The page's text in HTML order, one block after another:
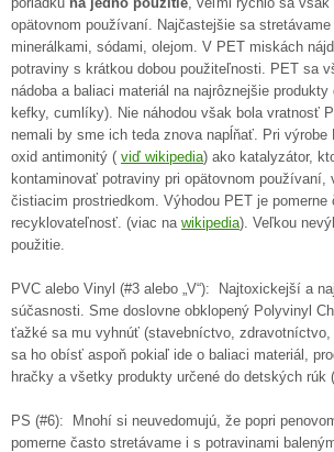
opätovnom používaní. Najčastejšie sa
minerálkami, sódami, olejom. V PET miskách
potraviny s krátkou dobou použiteľnosti. PET sa
nádoba a baliaci materiál na najrôznejšie
kefky, cumlíky). Nie náhodou však bola vratnosť
nemali by sme ich teda znova napĺňať. Pri
oxid antimonitý ( viď wikipedia) ako katalyzátor,
kontaminovať potraviny pri opätovnom používaní,
čistiacim prostriedkom. Výhodou PET je pomerne
recyklovateľnosť. (viac na wikipedia). Veľkou
použitie.
PVC alebo Vinyl (#3 alebo „V“): Najtoxickejší a
súčasnosti. Sme doslovne obklopený Polyvinyl
ťažké sa mu vyhnúť (stavebníctvo, zdravotníctvo,
sa ho obísť aspoň pokiaľ ide o baliaci materiál,
hračky a všetky produkty určené do detských rúk
PS (#6): Mnohí si neuvedomujú, že popri
pomerne často stretávame i s potravinami